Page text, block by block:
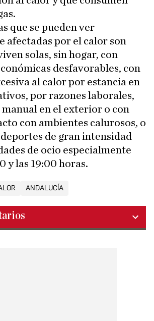
que se pueden ver
afectadas por el calor son
solas, sin hogar, con
desfavorables, con
al calor por estancia en
por razones laborales,
en el exterior o con
con ambientes calurosos, o
de gran intensidad
de ocio especialmente
y las 19:00 horas.
ANDALUCÍA